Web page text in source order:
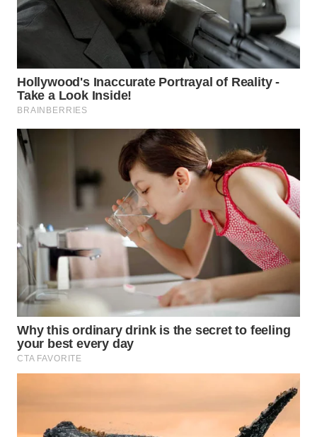
TRAVEL
WAHANANEWS
ID
WAHANANEWS
WAHANANEWS
WAHANA
SPORT
WAHANA
UMKM
WAHANA
SELEB
PERSONA